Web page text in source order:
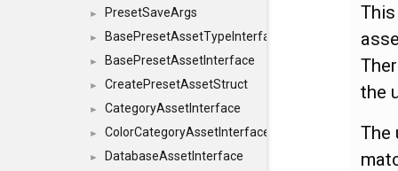
► PresetSaveArgs
► BasePresetAssetTypeInterface
► BasePresetAssetInterface
► CreatePresetAssetStruct
► CategoryAssetInterface
► ColorCategoryAssetInterface
► DatabaseAssetInterface
the
The